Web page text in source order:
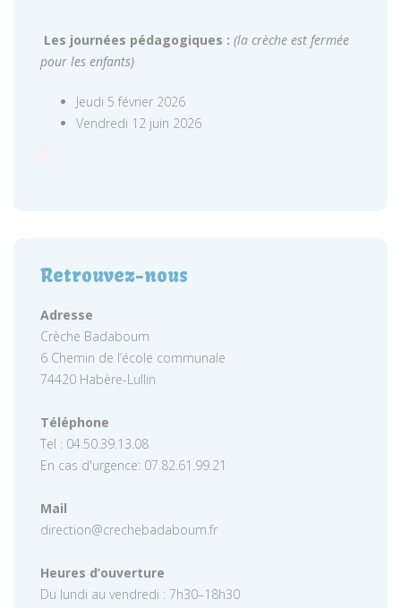
Les journées pédagogiques : (la crèche est fermée
pour les enfants)
Jeudi 5 février 2026
Vendredi 12 juin 2026
Retrouvez-nous
Adresse
Crèche Badaboum
6 Chemin de l’école communale
74420 Habère-Lullin
Téléphone
Tel : 04.50.39.13.08
En cas d'urgence: 07.82.61.99.21
Mail
direction@crechebadaboum.fr
Heures d’ouverture
Du lundi au vendredi : 7h30–18h30